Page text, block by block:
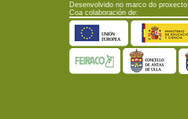
Desenvolvido no marco do
Coa colaboración de: